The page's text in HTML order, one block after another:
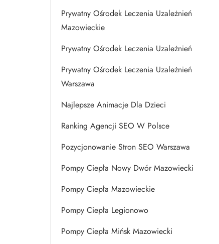
Prywatny Ośrodek Leczenia Uzależnień
Mazowieckie
Prywatny Ośrodek Leczenia Uzależnień
Prywatny Ośrodek Leczenia Uzależnień
Warszawa
Najlepsze Animacje Dla Dzieci
Ranking Agencji SEO W Polsce
Pozycjonowanie Stron SEO Warszawa
Pompy Ciepła Nowy Dwór Mazowiecki
Pompy Ciepła Mazowieckie
Pompy Ciepła Legionowo
Pompy Ciepła Mińsk Mazowiecki